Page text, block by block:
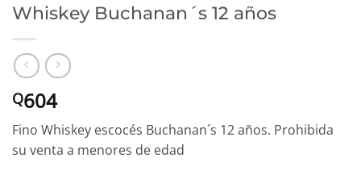
Whiskey Buchanan´s 12 años
Q604
Fino Whiskey escocés Buchanan´s 12 años. Prohibida
su venta a menores de edad